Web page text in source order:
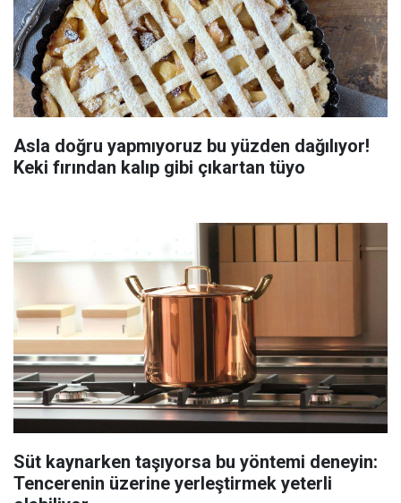
Asla doğru yapmıyoruz bu yüzden dağılıyor!
Keki fırından kalıp gibi çıkartan tüyo
Süt kaynarken taşıyorsa bu yöntemi deneyin:
Tencerenin üzerine yerleştirmek yeterli